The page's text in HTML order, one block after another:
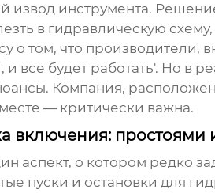
извод инструмента.
в гидравлическую схему,
о том, что производители,
и все будет работать'. Но в
Компания,
— критически важна.
включения: простоями
аспект, о котором редко
пуски и остановки для